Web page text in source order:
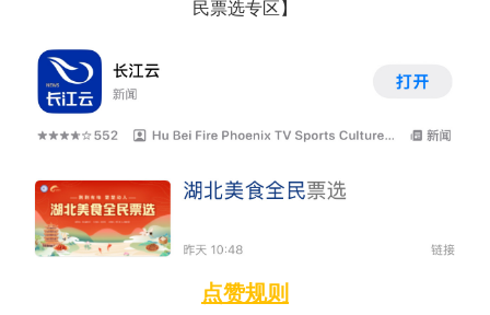
民票选专区】
点赞规则